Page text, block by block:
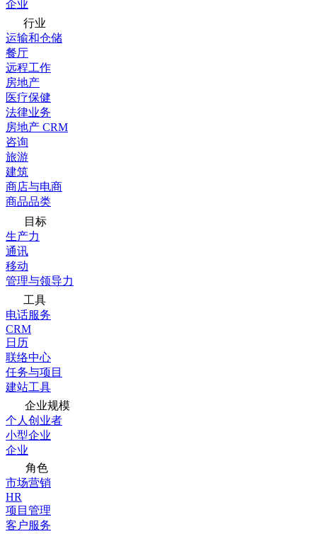
企业
行业
运输和仓储
餐厅
远程工作
房地产
医疗保健
法律业务
房地产 CRM
咨询
旅游
建筑
商店与电商
商品品类
目标
生产力
通讯
移动
管理与领导力
工具
电话服务
CRM
日历
联络中心
任务与项目
建站工具
企业规模
个人创业者
小型企业
企业
角色
市场营销
HR
项目管理
客户服务